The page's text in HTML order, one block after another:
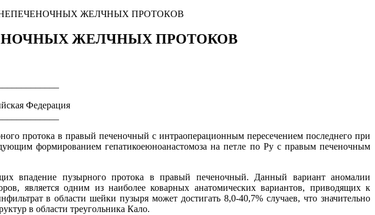
ЖЕЛЧНЫХ ПРОТОКОВ
ЖЕЛЧНЫХ ПРОТОКОВ
Федерация
протока в правый печеночный с интраоперационным пересечением последнего при
формированием гепатикоеюноанастомоза на петле по Ру с правым печеночным
впадение пузырного протока в правый печеночный. Данный вариант аномалии
является одним из наиболее коварных анатомических вариантов, приводящих к
в области шейки пузыря может достигать 8,0-40,7% случаев, что значительно
в области треугольника Кало.